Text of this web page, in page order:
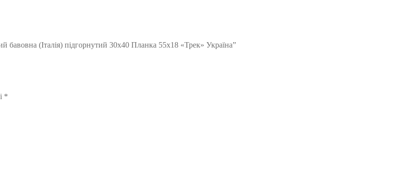
(Італія) підгорнутий 30х40 Планка 55х18 «Трек» Україна”
*